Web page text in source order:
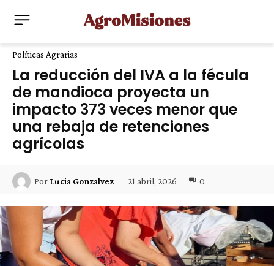
Políticas Agrarias
La reducción del IVA a la fécula
de mandioca proyecta un
impacto 373 veces menor que
una rebaja de retenciones
agrícolas
Por Lucia Gonzalvez 21 abril, 2026 0